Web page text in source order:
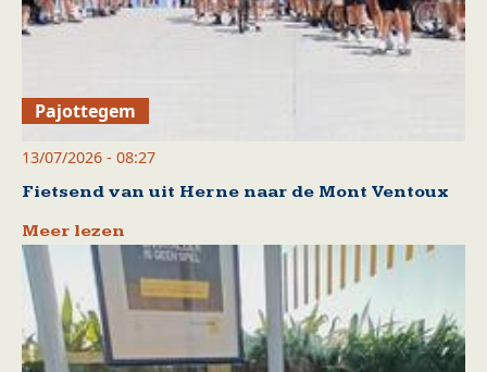
Pajottegem
13/07/2026 - 08:27
Fietsend van uit Herne naar de Mont Ventoux
Meer lezen